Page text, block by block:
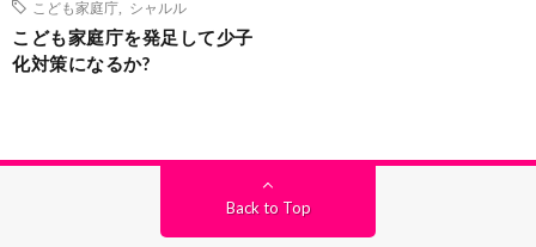
こども家庭庁
シャルル
こども家庭庁を発足して少子
化対策になるか?
Back to Top